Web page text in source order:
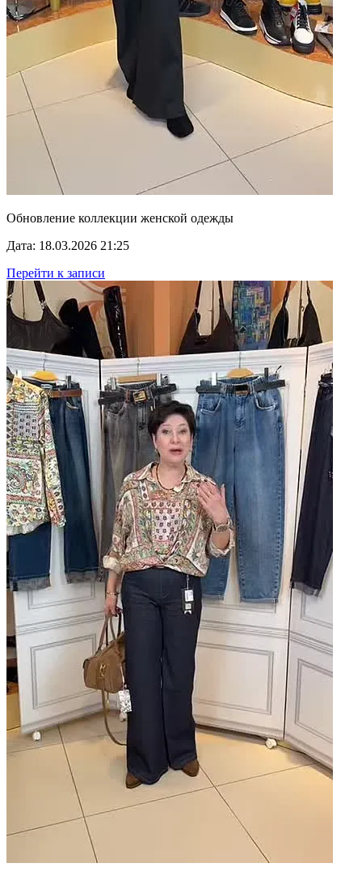
Обновление коллекции женской одежды
Дата: 18.03.2026 21:25
Перейти к записи